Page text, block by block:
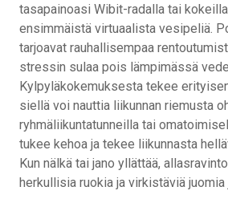
tasapainoasi Wibit-radalla tai
ensimmäistä virtuaalista vesipeliä.
tarjoavat rauhallisempaa
stressin sulaa pois lämpimässä
Kylpyläkokemuksesta tekee
siellä voi nauttia liikunnan riemusta
ryhmäliikuntatunneilla tai
tukee kehoa ja tekee liikunnasta
Kun nälkä tai jano yllättää,
herkullisia ruokia ja virkistäviä juomia